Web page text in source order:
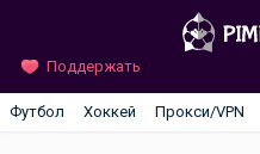
Поддержать
Футбол Хоккей Прокси/VPN